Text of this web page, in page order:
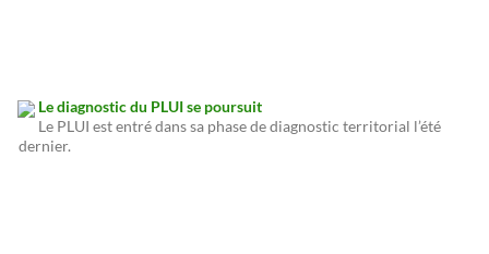
Le diagnostic du PLUI se poursuit
Le PLUI est entré dans sa phase de diagnostic territorial l’été
dernier.